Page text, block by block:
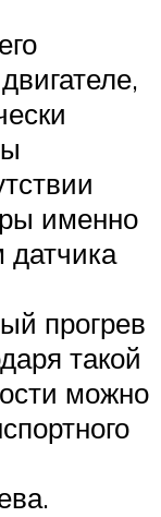
именно
датчика
прогрев
такой
можно